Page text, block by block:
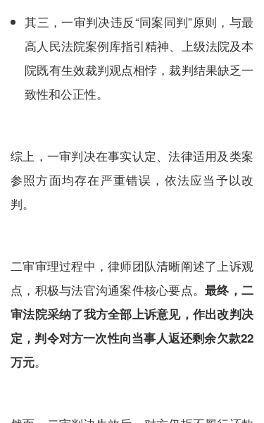
其三，一审判决违反“同案同判”原则，与最
高人民法院案例库指引精神、上级法院及本
院既有生效裁判观点相悖，裁判结果缺乏一
致性和公正性。
综上，一审判决在事实认定、法律适用及类案
参照方面均存在严重错误，依法应当予以改
判。
二审审理过程中，律师团队清晰阐述了上诉观
点，积极与法官沟通案件核心要点。最终，二
审法院采纳了我方全部上诉意见， 作出改判决
定，判令对方一次性向当事人返还剩余欠款22
万元。